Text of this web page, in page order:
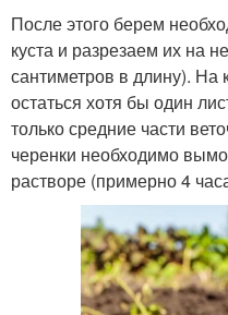
После этого берем
куста и разрезаем их на
сантиметров в длину). На
остаться хотя бы один
только средние части
черенки необходимо
растворе (примерно 4